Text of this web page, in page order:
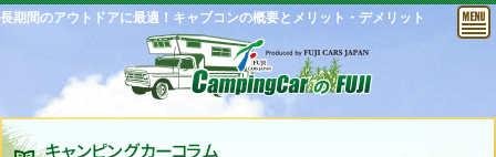
長期間のアウトドアに最適！キャブコンの概要とメリット・デメリット